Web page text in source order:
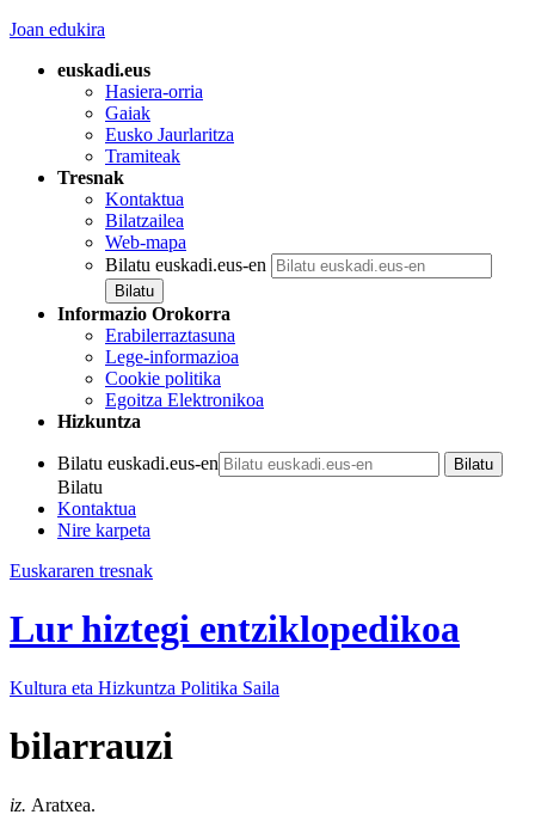
Joan edukira
euskadi.eus
Hasiera-orria
Gaiak
Eusko Jaurlaritza
Tramiteak
Tresnak
Kontaktua
Bilatzailea
Web-mapa
Bilatu euskadi.eus-en
Informazio Orokorra
Erabilerraztasuna
Lege-informazioa
Cookie politika
Egoitza Elektronikoa
Hizkuntza
Bilatu euskadi.eus-en
Bilatu
Kontaktua
Nire karpeta
Euskararen tresnak
Lur hiztegi entziklopedikoa
Kultura eta Hizkuntza Politika Saila
bilarrauzi
iz. Aratxea.